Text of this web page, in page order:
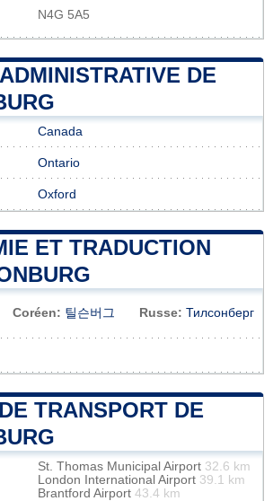
N4G 5A5
DE
Canada
Ontario
Oxford
ET TRADUCTION
Coréen: 틸슨버그 Russe: Тилсонберг
TRANSPORT DE
St. Thomas Municipal Airport 32.6 km
London International Airport 39.1 km
Brantford Airport 43.4 km